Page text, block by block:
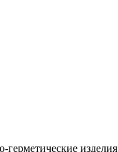
герметические изделия